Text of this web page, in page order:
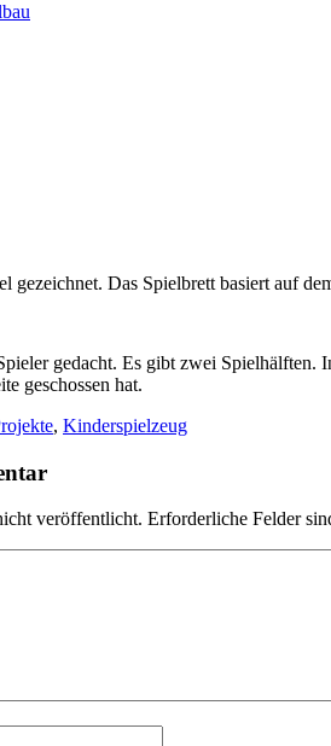
gezeichnet. Das Spielbrett basiert auf
gedacht. Es gibt zwei Spielhälften.
geschossen hat.
, Kinderspielzeug
veröffentlicht. Erforderliche Felder